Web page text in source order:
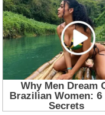
В
ЗАКЛАДКИ